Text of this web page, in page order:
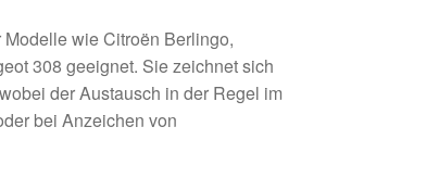
wie Citroën Berlingo,
308 geeignet. Sie zeichnet sich
der Austausch in der Regel im
bei Anzeichen von